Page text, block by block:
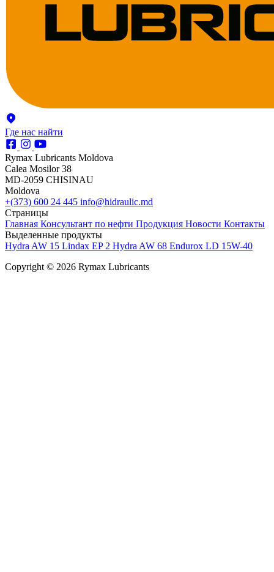
Где нас найти
Rymax Lubricants Moldova
Calea Mosilor 38
MD-2059 CHISINAU
Moldova
+(373) 600 24 445 info@hidraulic.md
Страницы
Главная Консультант по нефти Продукция Новости Контакты
Выделенные продукты
Hydra AW 15 Lindax EP 2 Hydra AW 68 Endurox LD 15W-40
Copyright © 2026 Rymax Lubricants